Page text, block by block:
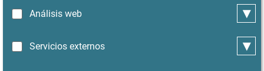
invierno, almohadas y ropa de cama. El baño, modernizado
y con luz natural, dispone de una ducha a ras de suelo con
cabezal de efecto lluvia, un toallero eléctrico, un lavabo y
Análisis web ▾
Servicios externos ▾